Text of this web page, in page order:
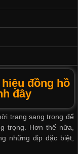
đồng hồ
đây
trang sang trọng để
trọng. Hơn thế nữa,
những dịp đặc biệt,